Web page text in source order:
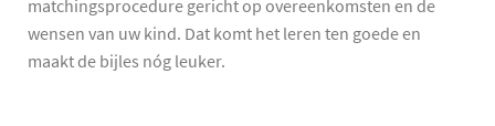
matchingsprocedure gericht op overeenkomsten en de
wensen van uw kind. Dat komt het leren ten goede en
maakt de bijles nóg leuker.